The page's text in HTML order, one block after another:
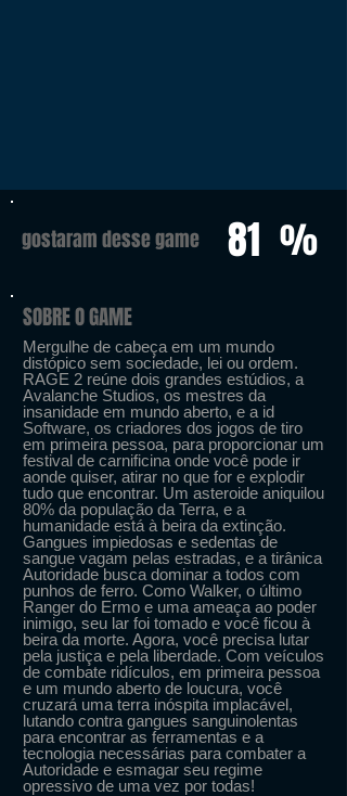
gostaram desse game 81 %
SOBRE O GAME
Mergulhe de cabeça em um mundo
distópico sem sociedade, lei ou ordem.
RAGE 2 reúne dois grandes estúdios, a
Avalanche Studios, os mestres da
insanidade em mundo aberto, e a id
Software, os criadores dos jogos de tiro
em primeira pessoa, para proporcionar um
festival de carnificina onde você pode ir
aonde quiser, atirar no que for e explodir
tudo que encontrar. Um asteroide aniquilou
80% da população da Terra, e a
humanidade está à beira da extinção.
Gangues impiedosas e sedentas de
sangue vagam pelas estradas, e a tirânica
Autoridade busca dominar a todos com
punhos de ferro. Como Walker, o último
Ranger do Ermo e uma ameaça ao poder
inimigo, seu lar foi tomado e você ficou à
beira da morte. Agora, você precisa lutar
pela justiça e pela liberdade. Com veículos
de combate ridículos, em primeira pessoa
e um mundo aberto de loucura, você
cruzará uma terra inóspita implacável,
lutando contra gangues sanguinolentas
para encontrar as ferramentas e a
tecnologia necessárias para combater a
Autoridade e esmagar seu regime
opressivo de uma vez por todas!